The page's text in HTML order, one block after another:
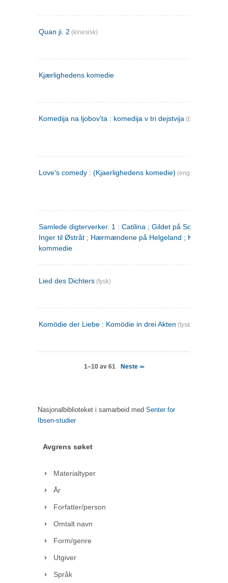
Quan ji. 2 (kinesisk)
Kjærlighedens komedie
Komedija na ljobov'ta : komedija v tri dejstvija (bulgarsk)
Love's comedy : (Kjaerlighedens komedie) (engelsk)
Samlede digterverker. 1 : Catilina ; Gildet på Solhaug ; Fru
Inger til Østråt ; Hærmændene på Helgeland ;
kommedie
Lied des Dichters (tysk)
Komödie der Liebe : Komödie in drei Akten (tysk)
1–10 av 61 Neste>>
Nasjonalbiblioteket i samarbeid med Senter for
Ibsen-studier
Avgrens søket
Materialtyper
År
Forfatter/person
Omtalt navn
Form/genre
Utgiver
Språk